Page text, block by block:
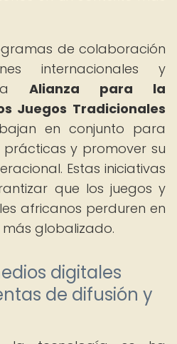
de colaboración
internacionales y
la Alianza para la
Juegos Tradicionales
en conjunto para
y promover su
Estas iniciativas
que los juegos y
africanos perduren en
globalizado.
digitales
de difusión y